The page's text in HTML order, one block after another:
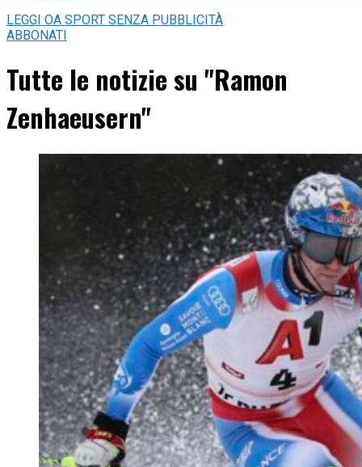
LEGGI OA SPORT SENZA PUBBLICITÀ
ABBONATI
Tutte le notizie su "Ramon
Zenhaeusern"